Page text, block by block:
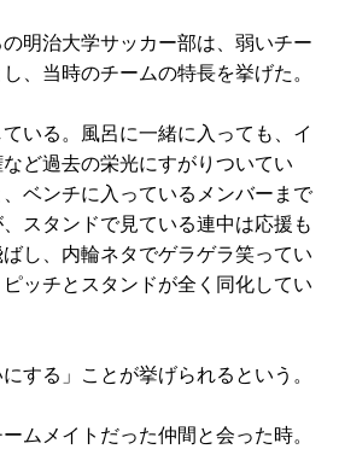
の明治大学サッカー部は、弱いチー
、当時のチームの特長を挙げた。
いる。風呂に一緒に入っても、イ
ど過去の栄光にすがりついてい
ベンチに入っているメンバーまで
スタンドで見ている連中は応援も
し、内輪ネタでゲラゲラ笑ってい
ッチとスタンドが全く同化してい
する」ことが挙げられるという。
ムメイトだった仲間と会った時。